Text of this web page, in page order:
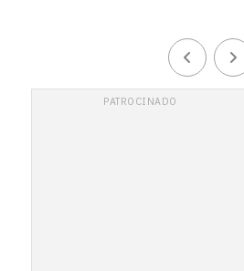
PATROCINADO